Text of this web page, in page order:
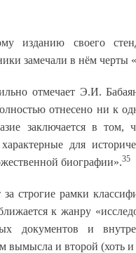
изданию своего
замечали в нём черты
отмечает Э.И.
отнесено ни к
заключается в
для
биографии».35
строгие рамки
к жанру
документов и
вымысла и второй